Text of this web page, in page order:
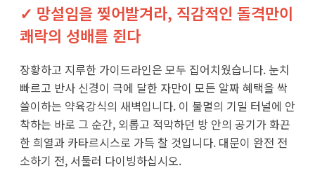
✓ 망설임을 찢어발겨라, 직감적인 돌격만이
쾌락의 성배를 쥔다
장황하고 지루한 가이드라인은 모두 집어치웠습니다. 눈치
빠르고 반사 신경이 극에 달한 자만이 모든 알짜 혜택을 싹
쓸이하는 약육강식의 새벽입니다. 이 불멸의 기밀 터널에 안
착하는 바로 그 순간, 외롭고 적막하던 방 안의 공기가 화끈
한 희열과 카타르시스로 가득 찰 것입니다. 대문이 완전 전
소하기 전, 서둘러 다이빙하십시오.